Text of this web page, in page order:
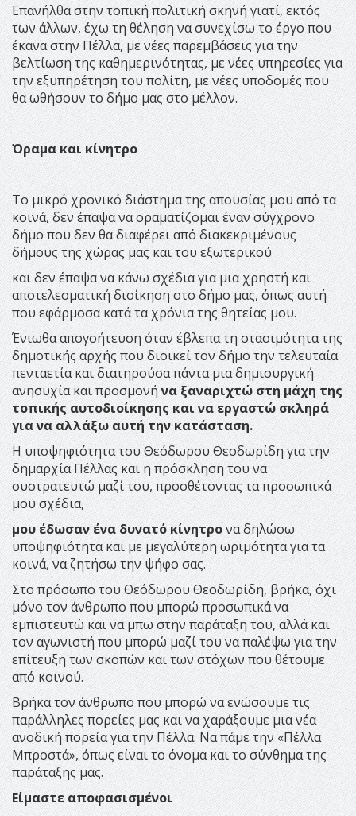
Επανήλθα στην τοπική πολιτική σκηνή γιατί, εκτός
των άλλων, έχω τη θέληση να συνεχίσω το έργο που
έκανα στην Πέλλα, με νέες παρεμβάσεις για την
βελτίωση της καθημερινότητας, με νέες υπηρεσίες για
την εξυπηρέτηση του πολίτη, με νέες υποδομές που
θα ωθήσουν το δήμο μας στο μέλλον.
Όραμα και κίνητρο
Το μικρό χρονικό διάστημα της απουσίας μου από τα
κοινά, δεν έπαψα να οραματίζομαι έναν σύγχρονο
δήμο που δεν θα διαφέρει από διακεκριμένους
δήμους της χώρας μας και του εξωτερικού
και δεν έπαψα να κάνω σχέδια για μια χρηστή και
αποτελεσματική διοίκηση στο δήμο μας, όπως αυτή
που εφάρμοσα κατά τα χρόνια της θητείας μου.
Ένιωθα απογοήτευση όταν έβλεπα τη στασιμότητα της
δημοτικής αρχής που διοικεί τον δήμο την τελευταία
πενταετία και διατηρούσα πάντα μια δημιουργική
ανησυχία και προσμονήνα ξαναριχτώ στη μάχη της
τοπικής αυτοδιοίκησης και να εργαστώ σκληρά
για να αλλάξω αυτή την κατάσταση.
Η υποψηφιότητα του Θεόδωρου Θεοδωρίδη για την
δημαρχία Πέλλας και η πρόσκληση του να
συστρατευτώ μαζί του, προσθέτοντας τα προσωπικά
μου σχέδια,
μου έδωσαν ένα δυνατό κίνητρονα δηλώσω
υποψηφιότητα και με μεγαλύτερη ωριμότητα για τα
κοινά, να ζητήσω την ψήφο σας.
Στο πρόσωπο του Θεόδωρου Θεοδωρίδη, βρήκα, όχι
μόνο τον άνθρωπο που μπορώ προσωπικά να
εμπιστευτώ και να μπω στην παράταξη του, αλλά και
τον αγωνιστή που μπορώ μαζί του να παλέψω για την
επίτευξη των σκοπών και των στόχων που θέτουμε
από κοινού.
Βρήκα τον άνθρωπο που μπορώ να ενώσουμε τις
παράλληλες πορείες μας και να χαράξουμε μια νέα
ανοδική πορεία για την Πέλλα. Να πάμε την «Πέλλα
Μπροστά», όπως είναι το όνομα και το σύνθημα της
παράταξης μας.
Είμαστε αποφασισμένοι